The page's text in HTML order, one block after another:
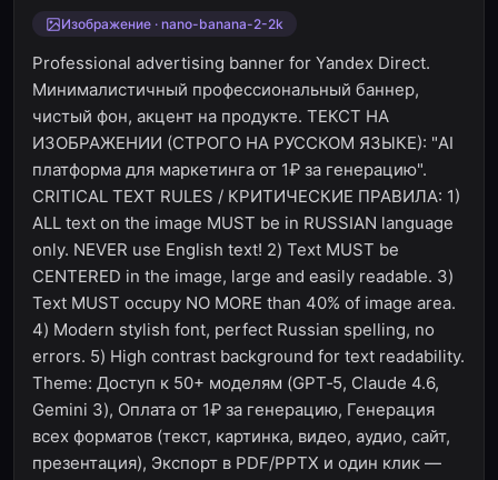
Изображение · nano-banana-2-2k
Professional advertising banner for Yandex Direct.
Минималистичный профессиональный баннер,
чистый фон, акцент на продукте. ТЕКСТ НА
ИЗОБРАЖЕНИИ (СТРОГО НА РУССКОМ ЯЗЫКЕ): "AI
платформа для маркетинга от 1₽ за генерацию".
CRITICAL TEXT RULES / КРИТИЧЕСКИЕ ПРАВИЛА: 1)
ALL text on the image MUST be in RUSSIAN language
only. NEVER use English text! 2) Text MUST be
CENTERED in the image, large and easily readable. 3)
Text MUST occupy NO MORE than 40% of image area.
4) Modern stylish font, perfect Russian spelling, no
errors. 5) High contrast background for text readability.
Theme: Доступ к 50+ моделям (GPT‑5, Claude 4.6,
Gemini 3), Оплата от 1₽ за генерацию, Генерация
всех форматов (текст, картинка, видео, аудио, сайт,
презентация), Экспорт в PDF/PPTX и один клик —